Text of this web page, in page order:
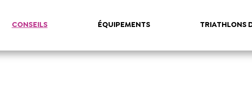
CONSEILS ÉQUIPEMENTS TRIATHLONS